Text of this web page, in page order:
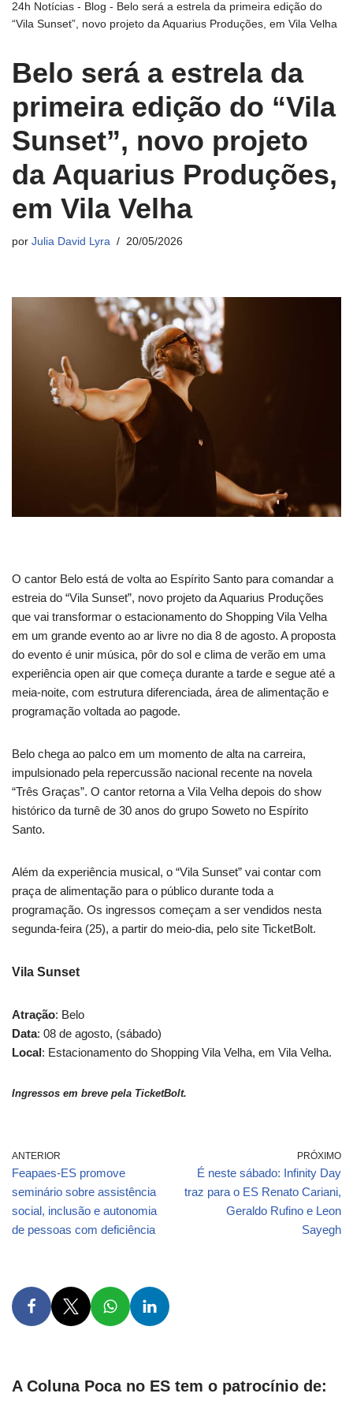
24h Notícias - Blog - Belo será a estrela da primeira edição do
“Vila Sunset”, novo projeto da Aquarius Produções, em Vila Velha
Belo será a estrela da
primeira edição do “Vila
Sunset”, novo projeto
da Aquarius Produções,
em Vila Velha
por Julia David Lyra 20/05/2026
O cantor Belo está de volta ao Espírito Santo para comandar a
estreia do “Vila Sunset”, novo projeto da Aquarius Produções
que vai transformar o estacionamento do Shopping Vila Velha
em um grande evento ao ar livre no dia 8 de agosto. A proposta
do evento é unir música, pôr do sol e clima de verão em uma
experiência open air que começa durante a tarde e segue até a
meia-noite, com estrutura diferenciada, área de alimentação e
programação voltada ao pagode.
Belo chega ao palco em um momento de alta na carreira,
impulsionado pela repercussão nacional recente na novela
“Três Graças”. O cantor retorna a Vila Velha depois do show
histórico da turnê de 30 anos do grupo Soweto no Espírito
Santo.
Além da experiência musical, o “Vila Sunset” vai contar com
praça de alimentação para o público durante toda a
programação. Os ingressos começam a ser vendidos nesta
segunda-feira (25), a partir do meio-dia, pelo site TicketBolt.
Vila Sunset
Atração: Belo
Data: 08 de agosto, (sábado)
Local: Estacionamento do Shopping Vila Velha, em Vila Velha.
Ingressos em breve pela TicketBolt.
ANTERIOR
Feapaes-ES promove
seminário sobre assistência
social, inclusão e autonomia
de pessoas com deficiência
PRÓXIMO
É neste sábado: Infinity Day
traz para o ES Renato Cariani,
Geraldo Rufino e Leon
Sayegh
A Coluna Poca no ES tem o patrocínio de: